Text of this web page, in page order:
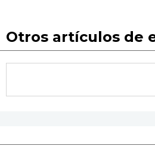
Otros artículos de